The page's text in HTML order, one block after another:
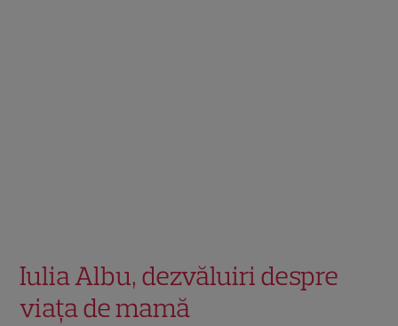
Iulia Albu, dezvăluiri despre
viața de mamă